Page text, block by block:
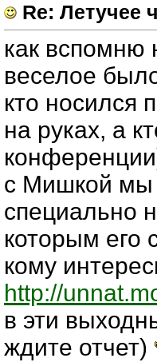
Re: Летучее
как вспомню
веселое
кто носился
на руках, а
с Мишкой мы
специально
которым его
кому
http://
в эти
ждите отчет)